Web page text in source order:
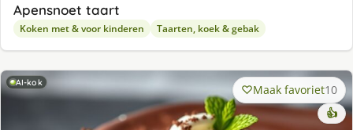
Apensnoet taart
Koken met & voor kinderen Taarten, koek & gebak
AI-kok Maak favoriet10
👍